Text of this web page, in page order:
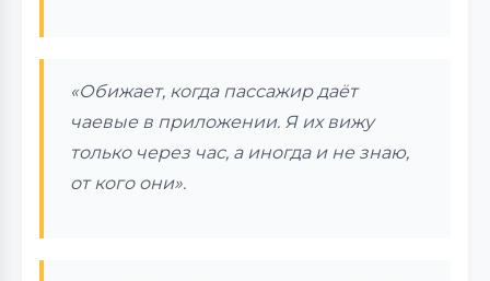
«Обижает, когда пассажир даёт
чаевые в приложении. Я их вижу
только через час, а иногда и не знаю,
от кого они».